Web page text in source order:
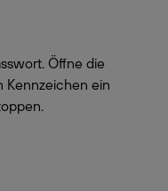
Öffne die
Kennzeichen ein